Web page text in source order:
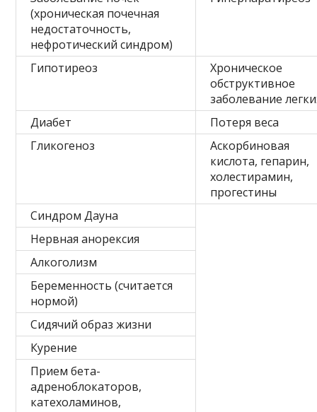
(хроническая почечная
недостаточность,
нефротический синдром)
Гипотиреоз
Хроническое
обструктивное
заболевание
Диабет
Потеря веса
Гликогеноз
Аскорбиновая
кислота, гепарин,
холестирамин,
прогестины
Синдром Дауна
Нервная анорексия
Алкоголизм
Беременность (считается
нормой)
Сидячий образ жизни
Курение
Прием бета-
адреноблокаторов,
катехоламинов,